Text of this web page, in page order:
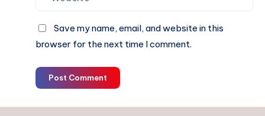
Save my name, email, and website in this
browser for the next time I comment.
Post Comment